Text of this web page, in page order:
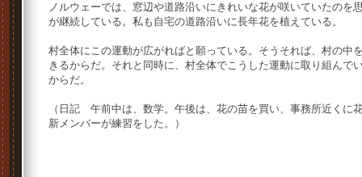
ノルウェーでは、窓辺や道路沿いにきれいな花が咲いていたのを
が継続している。私も自宅の道路沿いに長年花を植えている。
村全体にこの運動が広がればと願っている。そうそれば、村の中
きるからだ。それと同時に、村全体でこうした運動に取り組んで
からだ。
（日記 午前中は、数学。午後は、花の苗を買い、事務所近くに
新メンバーが練習をした。）